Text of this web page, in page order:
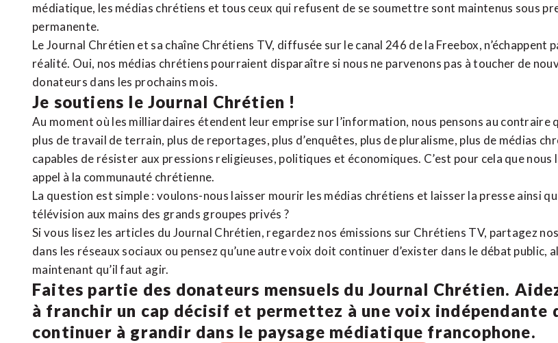
médiatique, les médias chrétiens et tous ceux qui refusent de se soumettre sont maintenus sous
permanente.
Le Journal Chrétien et sa chaîne Chrétiens TV, diffusée sur le canal 246 de la Freebox, n’échappent
réalité. Oui, nos médias chrétiens pourraient disparaître si nous ne parvenons pas à toucher de
donateurs dans les prochains mois.
Je soutiens le Journal Chrétien !
Au moment où les milliardaires étendent leur emprise sur l’information, nous pensons au contraire
plus de travail de terrain, plus de reportages, plus d’enquêtes, plus de pluralisme, plus de médias
capables de résister aux pressions religieuses, politiques et économiques. C’est pour cela que nous
appel à la communauté chrétienne.
La question est simple : voulons-nous laisser mourir les médias chrétiens et laisser la presse ainsi
télévision aux mains des grands groupes privés ?
Si vous lisez les articles du Journal Chrétien, regardez nos émissions sur Chrétiens TV, partagez
dans les réseaux sociaux ou pensez qu’une autre voix doit continuer d’exister dans le débat public,
maintenant qu’il faut agir.
Faites partie des donateurs mensuels du Journal Chrétien.
à franchir un cap décisif et permettez à une voix indépendante
continuer à grandir dans le paysage médiatique francophone.